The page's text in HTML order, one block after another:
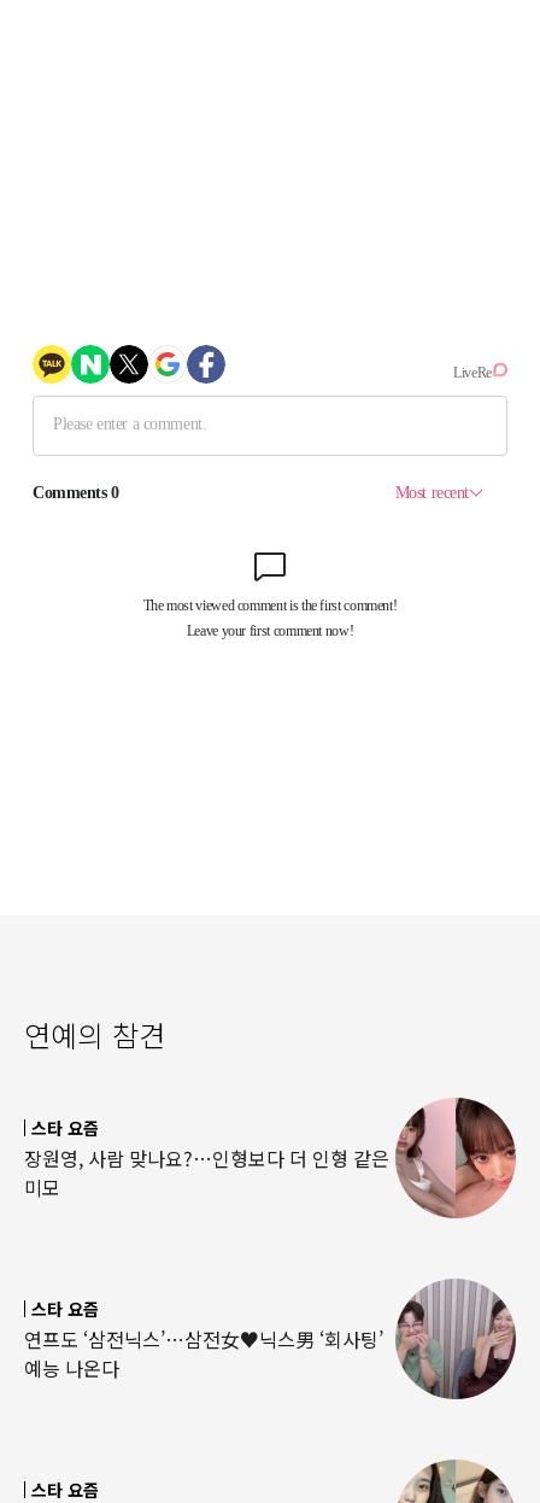
연예의 참견
스타 요즘
장원영, 사람 맞나요?…인형보다 더 인형 같은
미모
스타 요즘
연프도 ‘삼전닉스’…삼전女♥닉스男 ‘회사팅’
예능 나온다
스타 요즘